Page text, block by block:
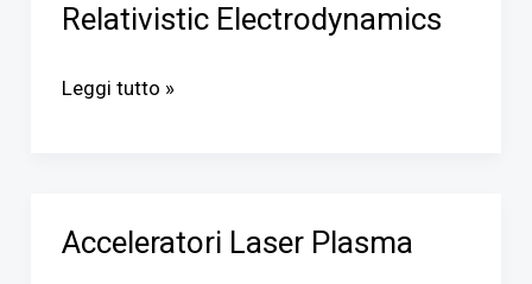
Relativistic Electrodynamics
Physics
Relativistic
Leggi tutto »
Acceleratori Laser Plasma
Acceleratori